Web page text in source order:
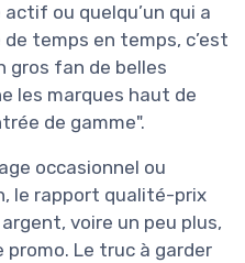
ou quelqu’un qui a
de temps en temps, c’est
gros fan de belles
les marques haut de
de gamme".
occasionnel ou
le rapport qualité-prix
voire un peu plus,
Le truc à garder